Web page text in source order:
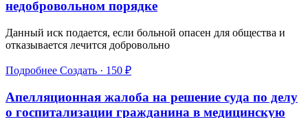
недобровольном порядке
Данный иск подается, если больной опасен для общества и
отказывается лечится добровольно
Подробнее Создать · 150 ₽
Апелляционная жалоба на решение суда по делу
о госпитализации гражданина в медицинскую